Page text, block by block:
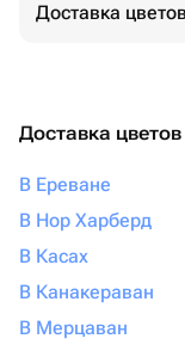
Доставка
Доставка
В Ереване
В Нор Харберд
В Касах
В Канакераван
В Мерцаван